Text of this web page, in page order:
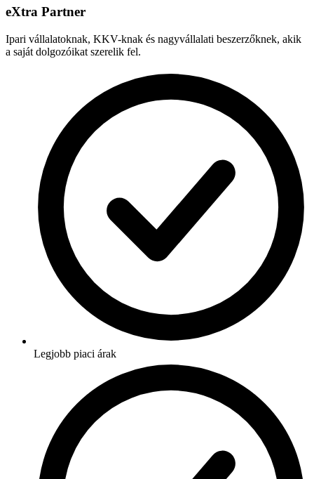
eXtra Partner
Ipari vállalatoknak, KKV-knak és nagyvállalati beszerzőknek, akik
a saját dolgozóikat szerelik fel.
Legjobb piaci árak